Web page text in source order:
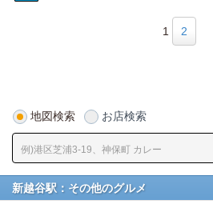
1 2
地図検索 お店検索
新越谷駅：その他のグルメ